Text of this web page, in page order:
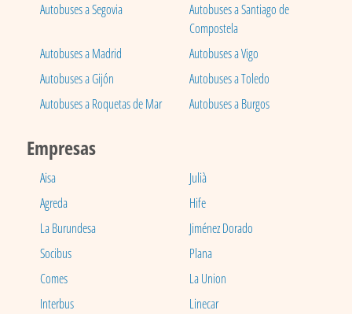
Autobuses a Segovia
Autobuses a Santiago de
Compostela
Autobuses a Madrid
Autobuses a Vigo
Autobuses a Gijón
Autobuses a Toledo
Autobuses a Roquetas de Mar
Autobuses a Burgos
Empresas
Aisa
Julià
Agreda
Hife
La Burundesa
Jiménez Dorado
Socibus
Plana
Comes
La Union
Interbus
Linecar